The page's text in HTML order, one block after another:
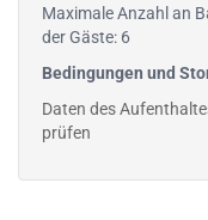
Maximale Anzahl an
der Gäste: 6
Bedingungen und
Daten des
prüfen